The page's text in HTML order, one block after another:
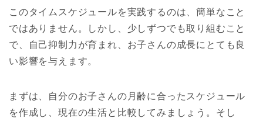
このタイムスケジュールを実践するのは、簡単なこと
ではありません。しかし、少しずつでも取り組むこと
で、自己抑制力が育まれ、お子さんの成長にとても良
い影響を与えます。
まずは、自分のお子さんの月齢に合ったスケジュール
を作成し、現在の生活と比較してみましょう。そし